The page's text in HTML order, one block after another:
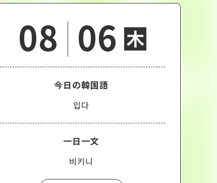
08 06 木
今日の韓国語
입다
一日一文
비키니